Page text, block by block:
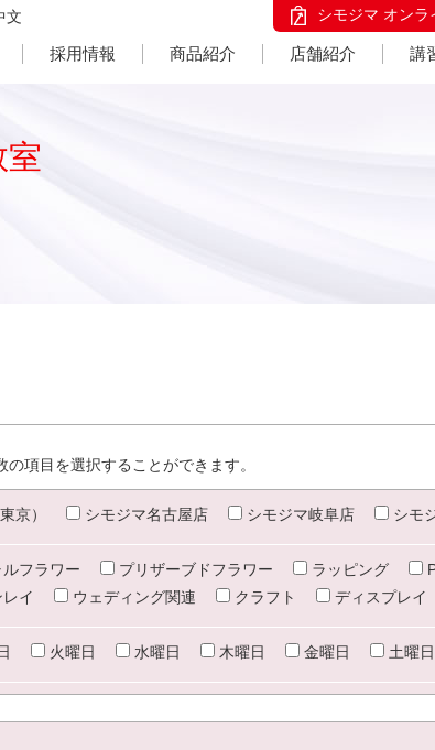
文 シモジマ オンラ
採用情報 商品紹介 店舗紹介 講
項目を選択することができます。
京） シモジマ名古屋店 シモジマ岐阜店 シモ
フラワー プリザーブドフラワー ラッピング
イ
ウェディング関連 クラフト ディスプレイ
火曜日 水曜日 木曜日 金曜日 土曜日